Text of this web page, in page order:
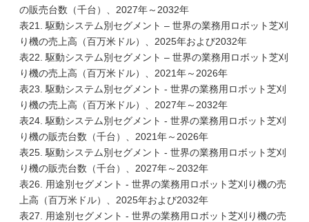
の販売台数（千台）、2027年～2032年
表21. 駆動システム別セグメント – 世界の業務用ロボット芝刈
り機の売上高（百万米ドル）、2025年および2032年
表22. 駆動システム別セグメント – 世界の業務用ロボット芝刈
り機の売上高（百万米ドル）、2021年～2026年
表23. 駆動システム別セグメント - 世界の業務用ロボット芝刈
り機の売上高（百万米ドル）、2027年～2032年
表24. 駆動システム別セグメント - 世界の業務用ロボット芝刈
り機の販売台数（千台）、2021年～2026年
表25. 駆動システム別セグメント - 世界の業務用ロボット芝刈
り機の販売台数（千台）、2027年～2032年
表26. 用途別セグメント - 世界の業務用ロボット芝刈り機の売
上高（百万米ドル）、2025年および2032年
表27. 用途別セグメント - 世界の業務用ロボット芝刈り機の売